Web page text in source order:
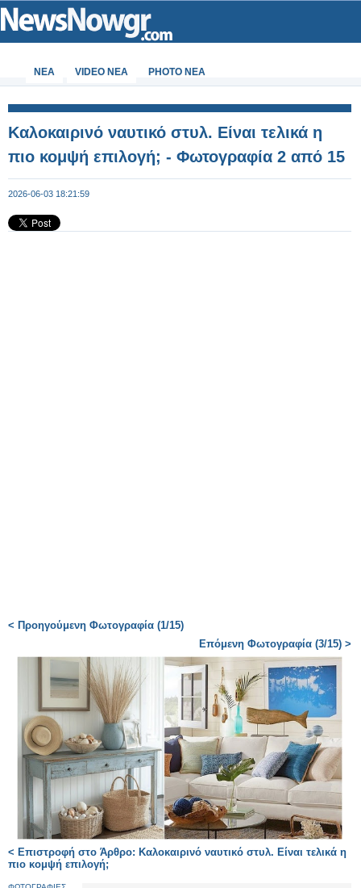
ΝΕΑ VIDEO NEA PHOTO NEA
Καλοκαιρινό ναυτικό στυλ. Είναι τελικά η
πιο κομψή επιλογή; - Φωτογραφία 2 από 15
2026-06-03 18:21:59
< Προηγούμενη Φωτογραφία (1/15)
Επόμενη Φωτογραφία (3/15) >
< Επιστροφή στο Άρθρο: Καλοκαιρινό ναυτικό στυλ. Είναι τελικά η
πιο κομψή επιλογή;